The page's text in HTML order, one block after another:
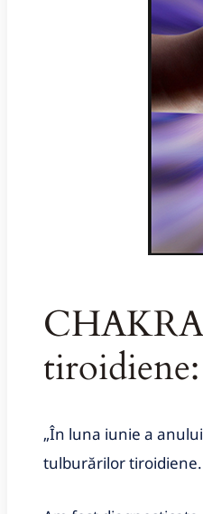
„În luna iunie a
tulburărilor tiroidiene.